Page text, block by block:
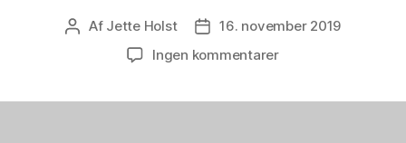
Indlægsforfatter
Af Jette Holst Indlægsdato
16. november 2019
Ingen kommentarertil